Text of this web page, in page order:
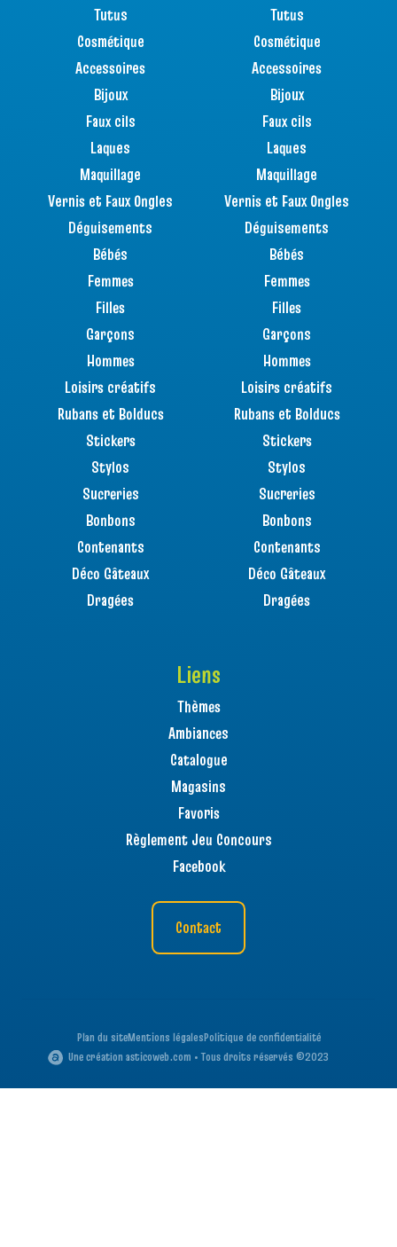
Tutus
Cosmétique
Accessoires
Bijoux
Faux cils
Laques
Maquillage
Vernis et Faux Ongles
Déguisements
Bébés
Femmes
Filles
Garçons
Hommes
Loisirs créatifs
Rubans et Bolducs
Stickers
Stylos
Sucreries
Bonbons
Contenants
Déco Gâteaux
Dragées
Tutus
Cosmétique
Accessoires
Bijoux
Faux cils
Laques
Maquillage
Vernis et Faux Ongles
Déguisements
Bébés
Femmes
Filles
Garçons
Hommes
Loisirs créatifs
Rubans et Bolducs
Stickers
Stylos
Sucreries
Bonbons
Contenants
Déco Gâteaux
Dragées
Liens
Thèmes
Ambiances
Catalogue
Magasins
Favoris
Règlement Jeu Concours
Facebook
Contact
Plan du siteMentions légalesPolitique de confidentialité
Une création asticoweb.com • Tous droits réservés ©2023